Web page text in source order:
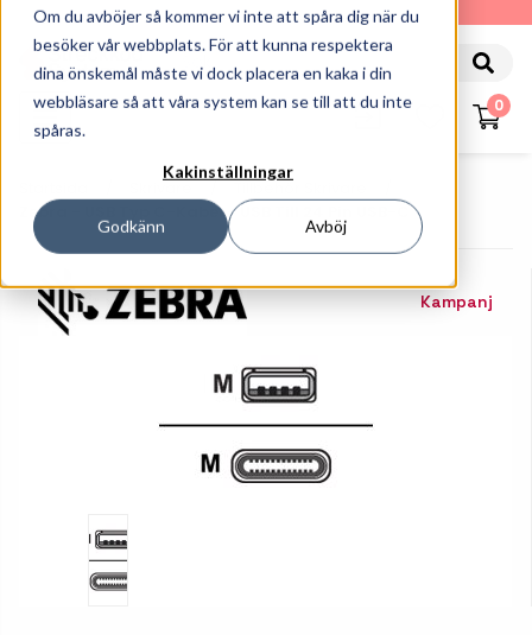
Om du avböjer så kommer vi inte att spåra dig när du
besöker vår webbplats. För att kunna respektera
dina önskemål måste vi dock placera en kaka i din
webbläsare så att våra system kan se till att du inte
spåras.
Kakinställningar
Godkänn Avböj
010-162 61 90
0
Skrivare
Tillbehör Skrivare
Zebra - USB Typ C-Kabel - USB Till 24 Pin USB-C
Kampanj